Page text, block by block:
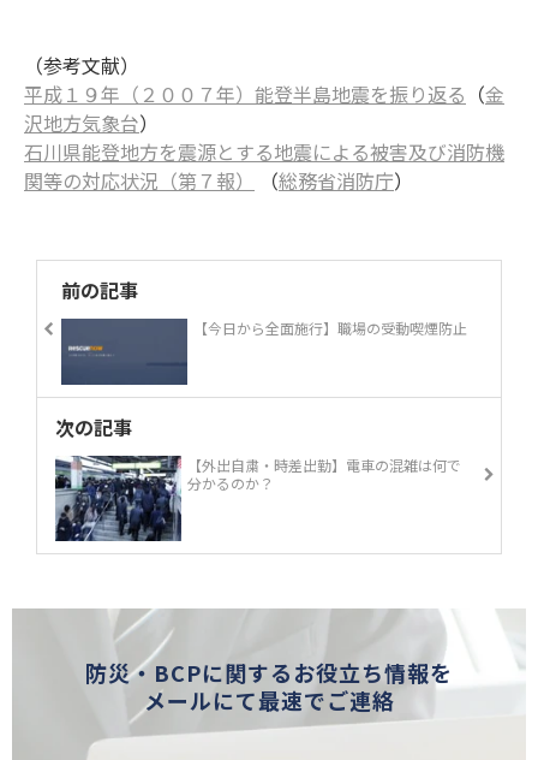
（参考文献）
平成１９年（２００７年）能登半島地震を振り返る （金
沢地方気象台）
石川県能登地方を震源とする地震による被害及び消防機
関等の対応状況（第７報）
（総務省消防庁）
前の記事
【今日から全面施行】職場の受動喫煙防止
次の記事
【外出自粛・時差出勤】電車の混雑は何で
分かるのか？
防災・BCPに関するお役立ち情報を
メールにて最速でご連絡